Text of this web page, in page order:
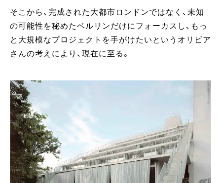
そこから、完成された大都市ロンドンではなく、未知
の可能性を秘めたベルリンだけにフォーカスし、もっ
と大規模なプロジェクトを手がけたいというオリビア
さんの考えにより、現在に至る。